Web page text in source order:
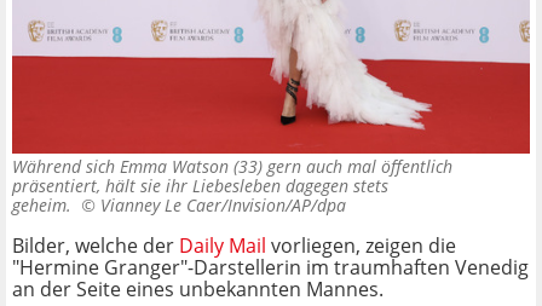
Während sich Emma Watson (33) gern auch mal öffentlich
präsentiert, hält sie ihr Liebesleben dagegen stets
geheim. © Vianney Le Caer/Invision/AP/dpa
Bilder, welche der Daily Mail vorliegen, zeigen die
"Hermine Granger"-Darstellerin im traumhaften Venedig
an der Seite eines unbekannten Mannes.